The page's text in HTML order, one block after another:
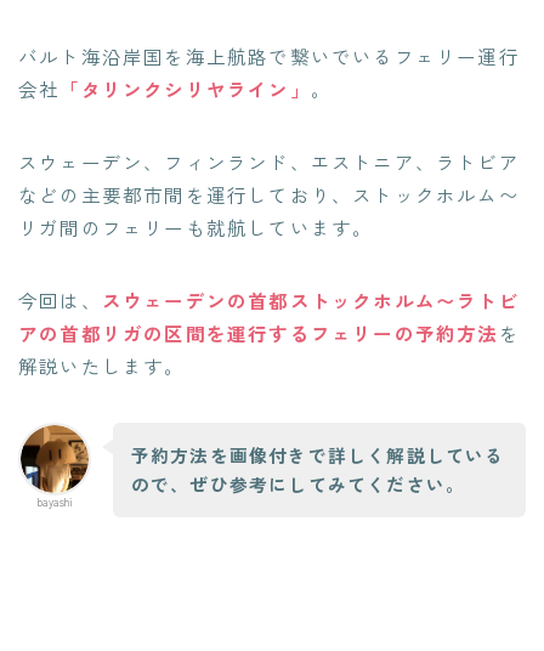
バルト海沿岸国を海上航路で繋いでいるフェリー運行
会社 「タリンクシリヤライン」 。
スウェーデン、フィンランド、エストニア、ラトビア
などの主要都市間を運行しており、ストックホルム〜
リガ間のフェリーも就航しています。
今回は、 スウェーデンの首都ストックホルム〜ラトビ
アの首都リガの区間を運行するフェリーの予約方法 を
解説いたします。
bayashi
予約方法を画像付きで詳しく解説している
ので、ぜひ参考にしてみてください。